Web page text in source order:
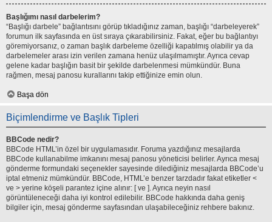
Başlığımı nasıl darbelerim?
“Başlığı darbele” bağlantısını görüp tıkladığınız zaman, başlığı “darbeleyerek”
forumun ilk sayfasında en üst sıraya çıkarabilirsiniz. Fakat, eğer bu bağlantıyı
göremiyorsanız, o zaman başlık darbeleme özelliği kapatılmış olabilir ya da
darbelemeler arası izin verilen zamana henüz ulaşılmamıştır. Ayrıca cevap
gelene kadar başlığın basit bir şekilde darbelenmesi mümkündür. Buna
rağmen, mesaj panosu kurallarını takip ettiğinize emin olun.
Başa dön
Biçimlendirme ve Başlık Tipleri
BBCode nedir?
BBCode HTML’in özel bir uygulamasıdır. Foruma yazdığınız mesajlarda
BBCode kullanabilme imkanını mesaj panosu yöneticisi belirler. Ayrıca mesaj
gönderme formundaki seçenekler sayesinde dilediğiniz mesajlarda BBCode’u
iptal etmeniz mümkündür. BBCode, HTML’e benzer tarzdadır fakat etiketler <
ve > yerine köşeli parantez içine alınır: [ ve ]. Ayrıca neyin nasıl
görüntüleneceği daha iyi kontrol edilebilir. BBCode hakkında daha geniş
bilgiler için, mesaj gönderme sayfasından ulaşabileceğiniz rehbere bakınız.